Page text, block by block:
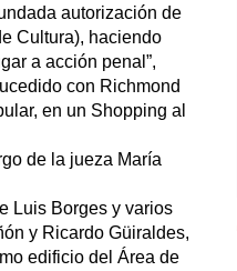
autorización de
Cultura), haciendo
a acción penal”,
con Richmond
en un Shopping al
de la jueza María
Luis Borges y varios
y Ricardo Güiraldes,
edificio del Área de